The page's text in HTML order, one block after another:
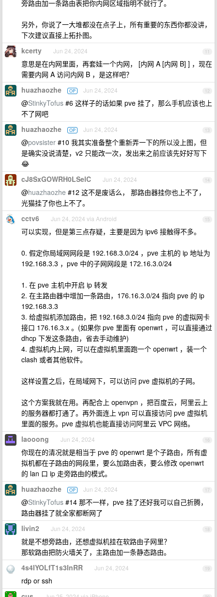
旁路由加一条路由表把你内网区域指明不就行了。
另外，你说了一大堆都没在点子上，所有重要的东西你都没讲，
下次建议直接上拓扑图。
11
kcerty Jun 24, 2024
意思是在内网里面，再套娃一个内网， [内网 A [内网 B] ] ，现在
需要内网 A 访问内网 B ，是这样吧？
12
huazhaozhe OP Jun 24, 2024
@StinkyTofus #6 这样子的话如果 pve 挂了，那么手机应该也上
不了网吧
13
huazhaozhe OP Jun 24, 2024
@povsister #10 我其实准备整个重新弄一下的所以没上图，但
是确实没说清楚，v2 只能改一次，发出来之前应该先好好写下
😂
14
cJ8SxGOWRH0LSelC Jun 24, 2024
@huazhaozhe #12 这不是废话么， 那路由器挂你也上不了，
光猫挂了你也上不了。
15
cctv6 Jun 24, 2024 via Android
可以实现，但是第三点存疑，主要是因为 ipv6 接触得不多。
0. 假定你局域网网段是 192.168.3.0/24 ，pve 主机的 ip 地址为
192.168.3.3 ，pve 中的子网网段是 172.16.3.0/24
1. 在 pve 主机中开启 ip 转发
2. 在主路由器中增加一条路由，176.16.3.0/24 指向 pve 的 ip
192.168.3.3
3. 给虚拟机添加路由，把 192.168.3.0/24 指向 pve 的虚拟网卡
接口 176.16.3.x 。(如果你 pve 里面有 openwrt ，可以直接通过
dhcp 下发这条路由，省去手动维护)
4. 虚拟机内上网，可以在虚拟机里面跑一个 openwrt ，装一个
clash 或者其他软件。
这样设置之后，在局域网下，可以访问 pve 虚拟机的子网。
这个方案我就在用。再配合上 openvpn ，把百度云，阿里云上
的服务器都打通了。再外面连上 vpn 可以直接访问 pve 虚拟机
里面的服务。pve 虚拟机也能直接访问阿里云 VPC 网络。
16
laooong Jun 24, 2024
你现在的清况就是相当于 pve 的 openwrt 是个子路由，所有虚
拟机都在子路由的网段里，要么加路由表，要么修改 openwrt
的 lan 口 ip 走旁路由的模式。
17
huazhaozhe OP Jun 24, 2024
@StinkyTofus #14 那不一样，pve 挂了还好我可以自己折腾，
路由器挂了就全家都断网了
18
livin2 Jun 24, 2024
就是不想旁路由，还想虚拟机挂在软路由子网里？
那软路由把防火墙关了，主路由加一条静态路由。
19
4s4IYOLfT1s3InRR Jun 24, 2024
rdp or ssh